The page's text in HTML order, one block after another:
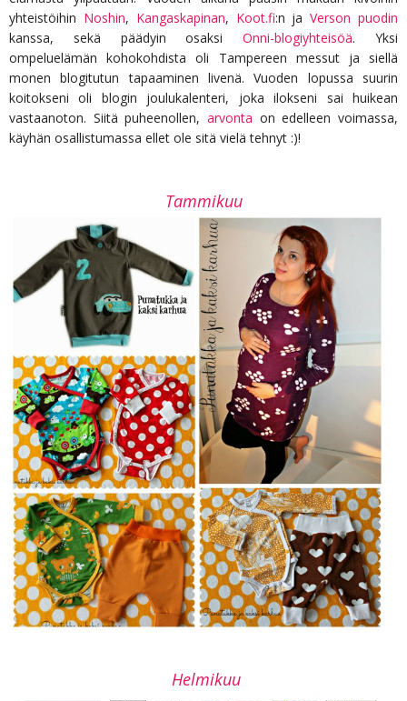
yhteistöihin Noshin, Kangaskapinan, Koot.fi:n jaVerson puodin
kanssa, sekä päädyin osaksiOnni-blogiyhteisöä. Yksi
ompeluelämän kohokohdista oli Tampereen messut ja siellä
monen blogitutun tapaaminen livenä. Vuoden lopussa suurin
koitokseni oli blogin joulukalenteri, joka ilokseni sai huikean
vastaanoton. Siitä puheenollen, arvonta on edelleen voimassa,
käyhän osallistumassa ellet ole sitä vielä tehnyt :)!
Tammikuu
Helmikuu